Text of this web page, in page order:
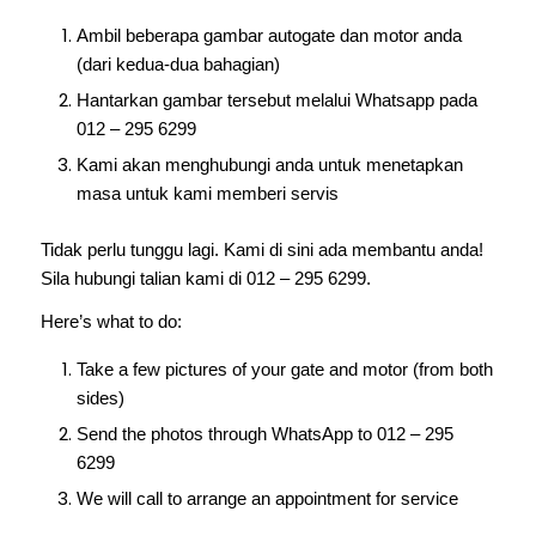
Ambil beberapa gambar autogate dan motor anda
(dari kedua-dua bahagian)
Hantarkan gambar tersebut melalui Whatsapp pada
012 – 295 6299
Kami akan menghubungi anda untuk menetapkan
masa untuk kami memberi servis
Tidak perlu tunggu lagi. Kami di sini ada membantu anda!
Sila hubungi talian kami di 012 – 295 6299.
Here’s what to do:
Take a few pictures of your gate and motor (from both
sides)
Send the photos through WhatsApp to 012 – 295
6299
We will call to arrange an appointment for service